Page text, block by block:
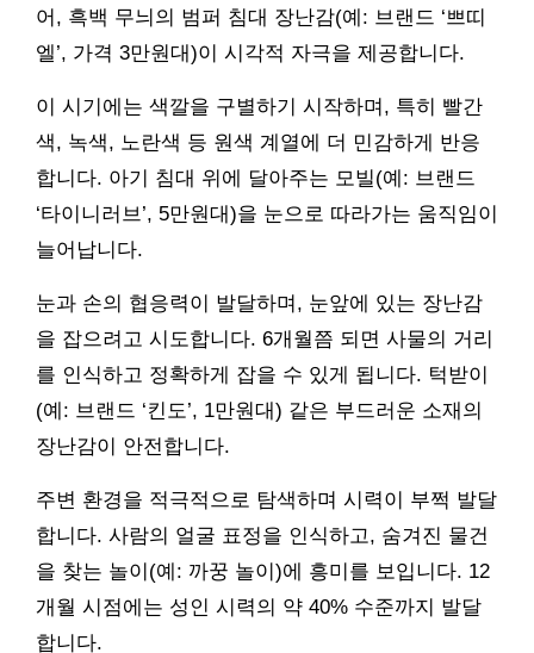
어, 흑백 무늬의 범퍼 침대 장난감(예: 브랜드 ‘쁘띠
엘’, 가격 3만원대)이 시각적 자극을 제공합니다.
이 시기에는 색깔을 구별하기 시작하며, 특히 빨간
색, 녹색, 노란색 등 원색 계열에 더 민감하게 반응
합니다. 아기 침대 위에 달아주는 모빌(예: 브랜드
‘타이니러브’, 5만원대)을 눈으로 따라가는 움직임이
늘어납니다.
눈과 손의 협응력이 발달하며, 눈앞에 있는 장난감
을 잡으려고 시도합니다. 6개월쯤 되면 사물의 거리
를 인식하고 정확하게 잡을 수 있게 됩니다. 턱받이
(예: 브랜드 ‘킨도’, 1만원대) 같은 부드러운 소재의
장난감이 안전합니다.
주변 환경을 적극적으로 탐색하며 시력이 부쩍 발달
합니다. 사람의 얼굴 표정을 인식하고, 숨겨진 물건
을 찾는 놀이(예: 까꿍 놀이)에 흥미를 보입니다. 12
개월 시점에는 성인 시력의 약 40% 수준까지 발달
합니다.